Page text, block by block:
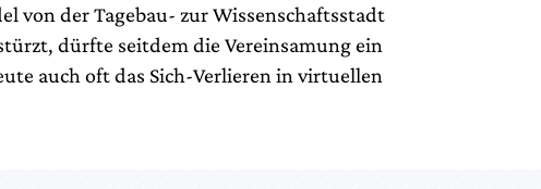
von der Tagebau- zur Wissenschaftsstadt
dürfte seitdem die Vereinsamung ein
auch oft das Sich-Verlieren in virtuellen